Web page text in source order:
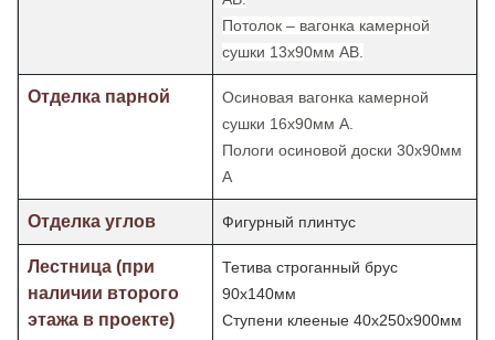
Потолок – вагонка камерной
сушки 13х90мм АВ.
Отделка парной
Осиновая вагонка камерной
сушки 16х90мм А.
Пологи осиновой доски 30х90мм
А
Отделка углов Фигурный плинтус
Лестница (при
наличии второго
этажа в проекте)
Тетива строганный брус
90х140мм
Ступени клееные 40х250х900мм